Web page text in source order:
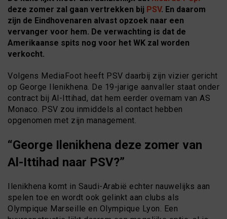
deze zomer zal gaan vertrekken bij PSV. En daarom
zijn de Eindhovenaren alvast opzoek naar een
vervanger voor hem. De verwachting is dat de
Amerikaanse spits nog voor het WK zal worden
verkocht.
Volgens MediaFoot heeft PSV daarbij zijn vizier gericht
op George Ilenikhena. De 19-jarige aanvaller staat onder
contract bij Al-Ittihad, dat hem eerder overnam van AS
Monaco. PSV zou inmiddels al contact hebben
opgenomen met zijn management.
“George Ilenikhena deze zomer van
Al-Ittihad naar PSV?”
Ilenikhena komt in Saudi-Arabië echter nauwelijks aan
spelen toe en wordt ook gelinkt aan clubs als
Olympique Marseille en Olympique Lyon. Een